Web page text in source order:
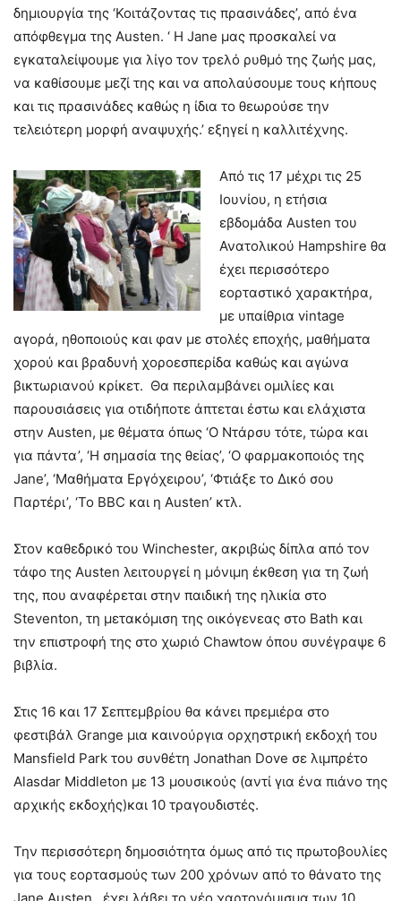
δημιουργία της ‘Κοιτάζοντας τις πρασινάδες’, από ένα
απόφθεγμα της Austen. ‘ Η Jane μας προσκαλεί να
εγκαταλείψουμε για λίγο τον τρελό ρυθμό της ζωής μας,
να καθίσουμε μεζί της και να απολαύσουμε τους κήπους
και τις πρασινάδες καθώς η ίδια το θεωρούσε την
τελειότερη μορφή αναψυχής.’ εξηγεί η καλλιτέχνης.
Από τις 17 μέχρι τις 25
Ιουνίου, η ετήσια
εβδομάδα Austen του
Ανατολικού Hampshire θα
έχει περισσότερο
εορταστικό χαρακτήρα,
με υπαίθρια vintage
αγορά, ηθοποιούς και φαν με στολές εποχής, μαθήματα
χορού και βραδυνή χοροεσπερίδα καθώς και αγώνα
βικτωριανού κρίκετ. Θα περιλαμβάνει ομιλίες και
παρουσιάσεις για οτιδήποτε άπτεται έστω και ελάχιστα
στην Austen, με θέματα όπως ‘Ο Ντάρσυ τότε, τώρα και
για πάντα’, ‘Η σημασία της θείας’, ‘Ο φαρμακοποιός της
Jane’, ‘Μαθήματα Εργόχειρου’, ‘Φτιάξε το Δικό σου
Παρτέρι’, ‘Το BBC και η Austen’ κτλ.
Στον καθεδρικό του Winchester, ακριβώς δίπλα από τον
τάφο της Austen λειτουργεί η μόνιμη έκθεση για τη ζωή
της, που αναφέρεται στην παιδική της ηλικία στο
Steventon, τη μετακόμιση της οικόγενεας στο Bath και
την επιστροφή της στο χωριό Chawtow όπου συνέγραψε 6
βιβλία.
Στις 16 και 17 Σεπτεμβρίου θα κάνει πρεμιέρα στο
φεστιβάλ Grange μια καινούργια ορχηστρική εκδοχή του
Mansfield Park του συνθέτη Jonathan Dove σε λιμπρέτο
Alasdar Middleton με 13 μουσικούς (αντί για ένα πιάνο της
αρχικής εκδοχής)και 10 τραγουδιστές.
Την περισσότερη δημοσιότητα όμως από τις πρωτοβουλίες
για τους εορτασμούς των 200 χρόνων από το θάνατο της